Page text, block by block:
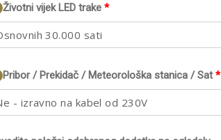
*
Životni vijek LED trake
30.000 sati
*
Pribor / Prekidač / Meteorološka stanica / Sat
- izravno na kabel od 230V